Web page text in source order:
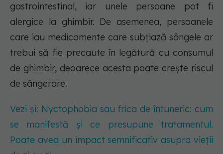
gastrointestinal, iar unele persoane pot fi
alergice la ghimbir. De asemenea, persoanele
care iau medicamente care subțiază sângele ar
trebui să fie precaute în legătură cu consumul
de ghimbir, deoarece acesta poate crește riscul
de sângerare.
Vezi și: Nyctophobia sau frica de întuneric: cum
se manifestă și ce presupune tratamentul.
Poate avea un impact semnificativ asupra vieții